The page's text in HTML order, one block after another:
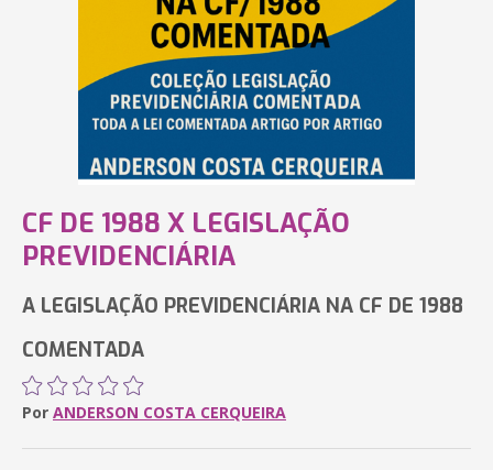
CF DE 1988 X LEGISLAÇÃO
PREVIDENCIÁRIA
A LEGISLAÇÃO PREVIDENCIÁRIA NA CF DE 1988
COMENTADA
Por ANDERSON COSTA CERQUEIRA